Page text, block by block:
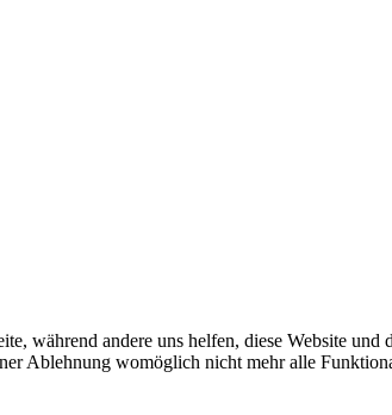
während andere uns helfen, diese Website
Ablehnung womöglich nicht mehr alle